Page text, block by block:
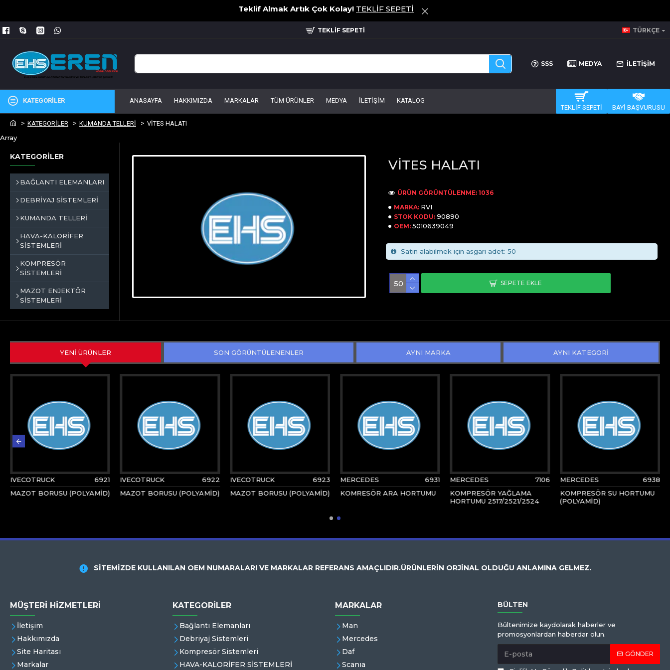
Teklif Almak Artık Çok Kolay! TEKLİF SEPETİ
TEKLİF SEPETİ TÜRKÇE
SSS MEDYA İLETİŞİM
KATEGORİLER ANASAYFA HAKKIMIZDA MARKALAR TÜM ÜRÜNLER MEDYA İLETİŞİM
KATALOG
TEKLİF SEPETİ
BAYİ BAŞVURUSU
KATEGORİLER KUMANDA TELLERİ VİTES HALATI
Array
KATEGORİLER
BAĞLANTI ELEMANLARI
DEBRİYAJ SİSTEMLERİ
KUMANDA TELLERİ
HAVA-KALORİFER
SİSTEMLERİ
KOMPRESÖR
SİSTEMLERİ
MAZOT ENJEKTÖR
SİSTEMLERİ
VİTES HALATI
MARKA: RVI
STOK KODU: 90890
OEM: 5010639049
ÜRÜN GÖRÜNTÜLENME: 1036
SEPETE EKLE
Satın alabilmek için asgari adet: 50
YENİ ÜRÜNLER SON GÖRÜNTÜLENENLER AYNI MARKA AYNI KATEGORİ
IVECOTRUCK
6921
MAZOT BORUSU (POLYAMİD)
IVECOTRUCK
6922
MAZOT BORUSU (POLYAMİD)
IVECOTRUCK
6923
MAZOT BORUSU (POLYAMİD)
MERCEDES
6931
KOMRESÖR ARA HORTUMU
MERCEDES
7106
KOMPRESÖR YAĞLAMA
HORTUMU 2517/2521/2524
MERCEDES
6938
KOMPRESÖR SU HORTUMU
(POLYAMİD)
SİTEMİZDE KULLANILAN OEM NUMARALARI VE MARKALAR REFERANS AMAÇLIDIR.ÜRÜNLERİN ORJİNAL OLDUĞU ANLAMINA GELMEZ.
MÜŞTERI HIZMETLERI
İletişim
Hakkımızda
Site Haritası
Markalar
KATEGORİLER
Bağlantı Elemanları
Debriyaj Sistemleri
Kompresör Sistemleri
HAVA-KALORİFER SİSTEMLERİ
MARKALAR
Man
Mercedes
Daf
Scanıa
BÜLTEN
Bültenimize kaydolarak haberler ve
promosyonlardan haberdar olun.
GÖNDER